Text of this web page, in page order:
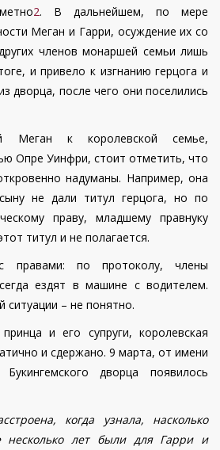
2. В дальнейшем, по мере
Меган и Гарри, осуждение их со
членов монаршей семьи лишь
и привело к изгнанию герцога и
дворца, после чего они поселились
Меган к королевской семье,
Опре Уинфри, стоит отметить, что
надуманы. Например, она
не дали титул герцога, но по
праву, младшему правнуку
титул и не полагается.
по протоколу, члены
ездят в машине с водителем.
ситуации – не понятно.
и его супруги, королевская
и сдержано. 9 марта, от имени
дворца появилось
когда узнала, насколько
несколько лет были для Гарри и